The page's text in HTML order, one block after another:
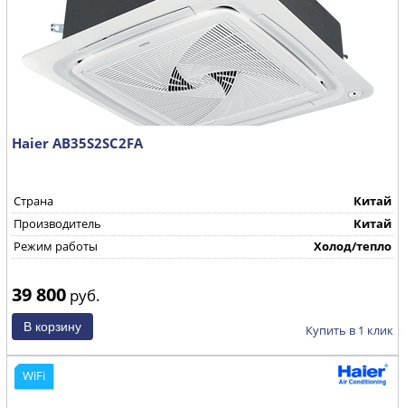
Haier AB35S2SC2FA
Страна
Китай
Производитель
Китай
Режим работы
Холод/тепло
39 800 руб.
Купить в 1 клик
WiFi